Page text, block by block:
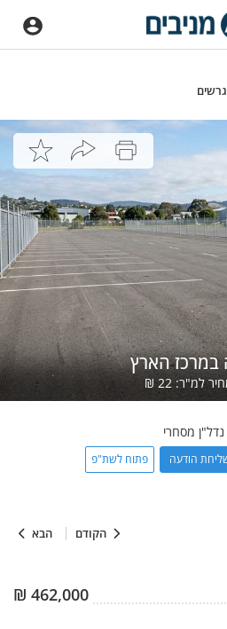
הקודם הבא
הארץ
למ"ר:22
₪
מסחרי
הודעה פתוח לשת"פ
462,000
₪